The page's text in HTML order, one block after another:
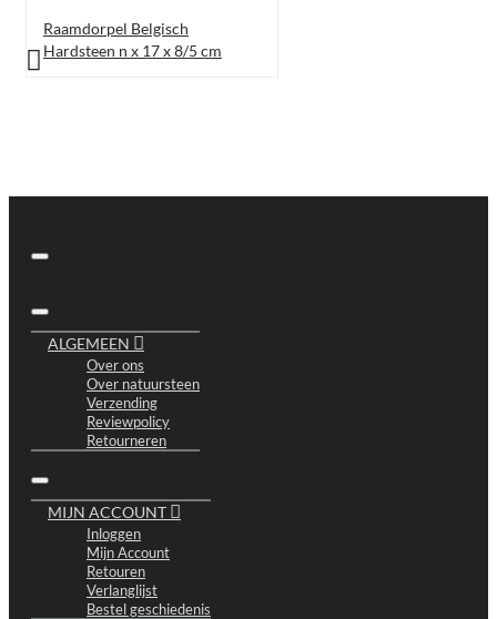
Raamdorpel Belgisch
Hardsteen n x 17 x 8/5 cm
ALGEMEEN
Over ons
Over natuursteen
Verzending
Reviewpolicy
Retourneren
MIJN ACCOUNT
Inloggen
Mijn Account
Retouren
Verlanglijst
Bestel geschiedenis